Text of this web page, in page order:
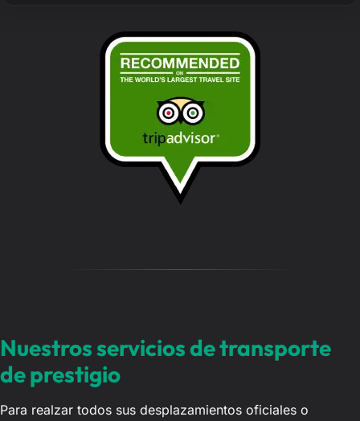
Nuestros servicios de transporte
de prestigio
Para realzar todos sus desplazamientos oficiales o